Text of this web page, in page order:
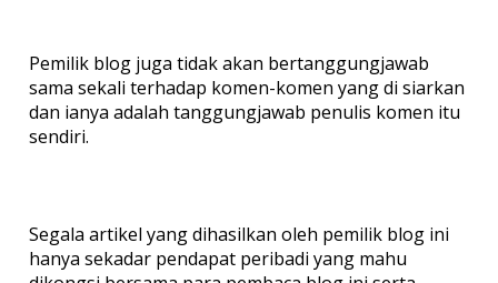
Pemilik blog juga tidak akan bertanggungjawab
sama sekali terhadap komen-komen yang di siarkan
dan ianya adalah tanggungjawab penulis komen itu
sendiri.
Segala artikel yang dihasilkan oleh pemilik blog ini
hanya sekadar pendapat peribadi yang mahu